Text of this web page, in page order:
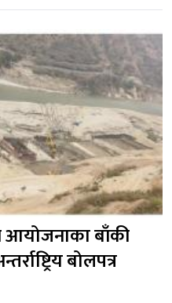
आयोजनाका बाँकी
बोलपत्र